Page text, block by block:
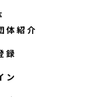
体紹介
録
ン